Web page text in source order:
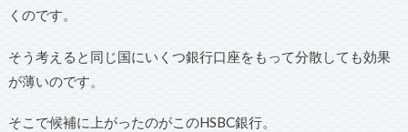
くのです。
そう考えると同じ国にいくつ銀行口座をもって分散しても効果
が薄いのです。
そこで候補に上がったのがこのHSBC銀行。